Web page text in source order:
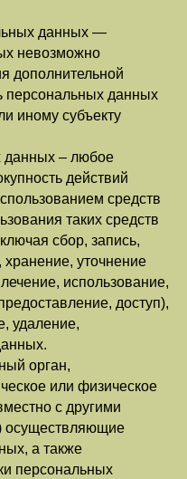
данных —
невозможно
дополнительной
персональных данных
иному субъекту
данных – любое
действий
средств
таких средств
сбор, запись,
уточнение
использование,
доступ),
удаление,
орган,
или физическое
с другими
осуществляющие
а также
персональных